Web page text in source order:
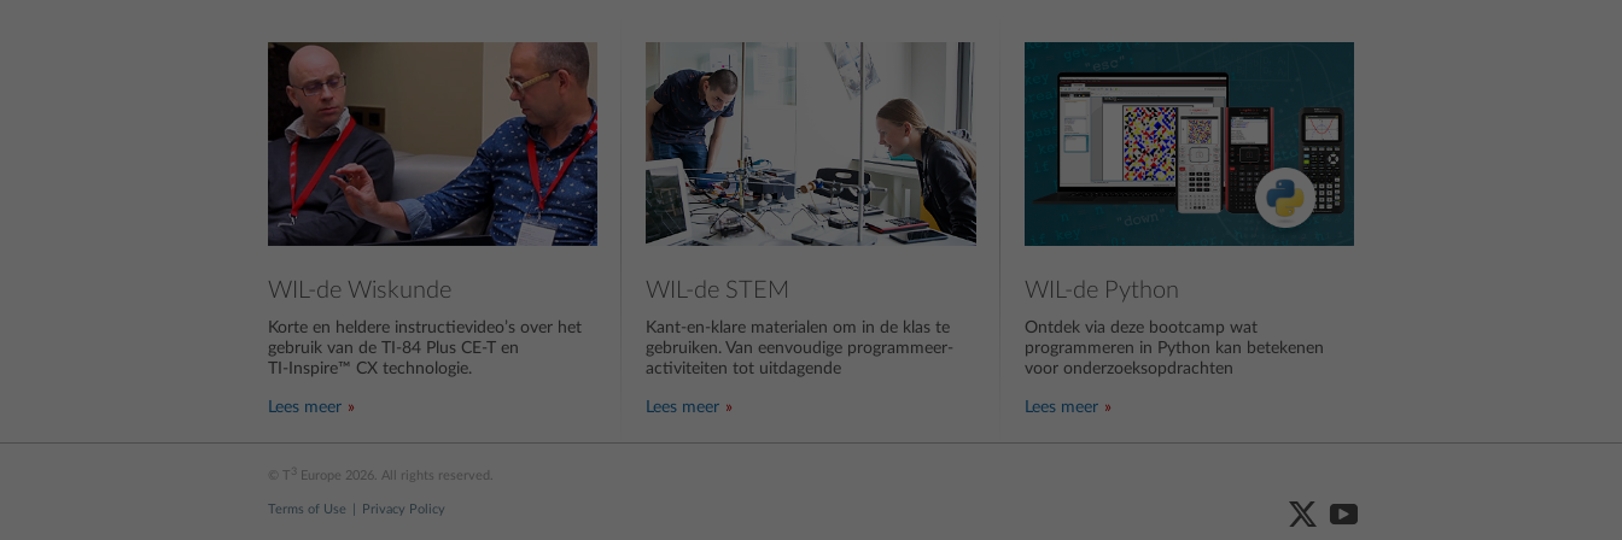
WIL-de Wiskunde
Korte en heldere instructievideo’s over het
gebruik van de TI-84 Plus CE-T en
TI-Inspire™ CX technologie.
Lees meer
WIL-de STEM
Kant-en-klare materialen om in de klas te
gebruiken. Van eenvoudige programmeer-
activiteiten tot uitdagende
Lees meer
WIL-de Python
Ontdek via deze bootcamp wat
programmeren in Python kan betekenen
voor onderzoeksopdrachten
Lees meer
© T 3 Europe 2026. All rights reserved.
Terms of Use Privacy Policy